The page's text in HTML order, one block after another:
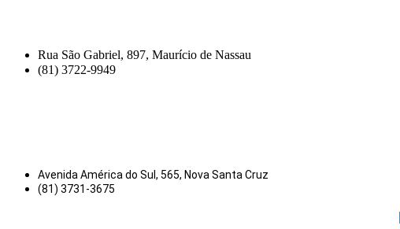
Rua São Gabriel, 897, Maurício de Nassau
(81) 3722-9949
Avenida América do Sul, 565, Nova Santa Cruz
(81) 3731-3675